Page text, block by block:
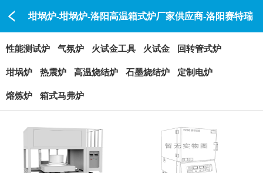
坩埚炉-坩埚炉-洛阳高温箱式炉厂家供应商-洛阳赛特瑞
性能测试炉 气氛炉 火试金工具 火试金 回转管式炉
坩埚炉 热震炉 高温烧结炉 石墨烧结炉 定制电炉
熔炼炉 箱式马弗炉